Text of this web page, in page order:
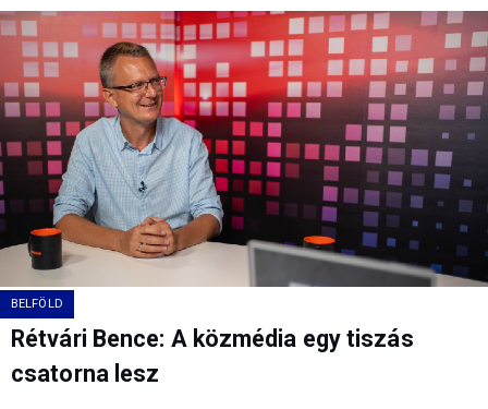
BELFÖLD
Rétvári Bence: A közmédia egy tiszás
csatorna lesz